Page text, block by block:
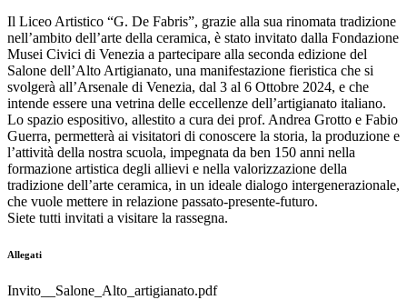
Il Liceo Artistico “G. De Fabris”, grazie alla sua rinomata tradizione
nell’ambito dell’arte della ceramica, è stato invitato dalla Fondazione
Musei Civici di Venezia a partecipare alla seconda edizione del
Salone dell’Alto Artigianato, una manifestazione fieristica che si
svolgerà all’Arsenale di Venezia, dal 3 al 6 Ottobre 2024, e che
intende essere una vetrina delle eccellenze dell’artigianato italiano.
Lo spazio espositivo, allestito a cura dei prof. Andrea Grotto e Fabio
Guerra, permetterà ai visitatori di conoscere la storia, la produzione e
l’attività della nostra scuola, impegnata da ben 150 anni nella
formazione artistica degli allievi e nella valorizzazione della
tradizione dell’arte ceramica, in un ideale dialogo intergenerazionale,
che vuole mettere in relazione passato-presente-futuro.
Siete tutti invitati a visitare la rassegna.
Allegati
Invito__Salone_Alto_artigianato.pdf